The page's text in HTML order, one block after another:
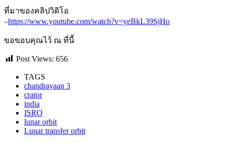
ที่มาของคลิปวิดิโอ
–https://www.youtube.com/watch?v=yeBkL39SjHo
ขอขอบคุณไว้ ณ ที่นี้
Post Views: 656
TAGS
chandrayaan 3
crator
india
ISRO
lunar orbit
Lunar transfer orbit